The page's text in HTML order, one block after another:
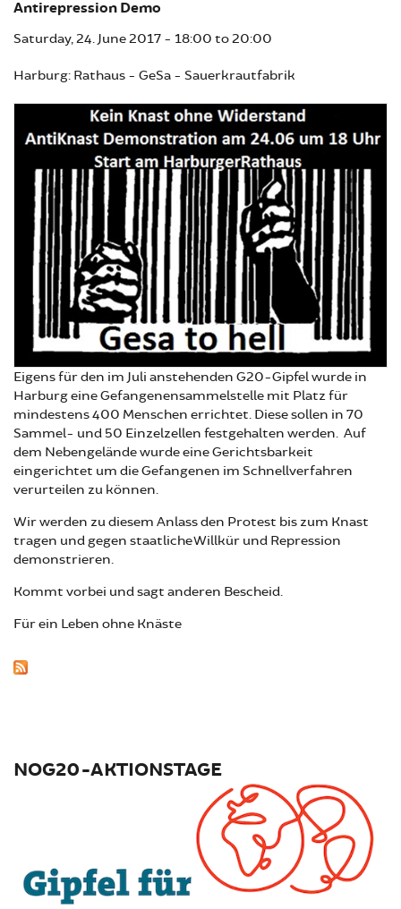
Antirepression Demo
Saturday, 24. June 2017 - 18:00 to20:00
Harburg: Rathaus - GeSa - Sauerkrautfabrik
Eigens für den im Juli anstehenden G20-Gipfel wurde in
Harburg eine Gefangenensammelstelle mit Platz für
mindestens 400 Menschen errichtet. Diese sollen in 70
Sammel- und 50 Einzelzellen festgehalten werden. Auf
dem Nebengelände wurde eine Gerichtsbarkeit
eingerichtet um die Gefangenen im Schnellverfahren
verurteilen zu können.
Wir werden zu diesem Anlass den Protest bis zum Knast
tragen und gegen staatliche Willkür und Repression
demonstrieren.
Kommt vorbei und sagt anderen Bescheid.
Für ein Leben ohne Knäste
NOG20-AKTIONSTAGE